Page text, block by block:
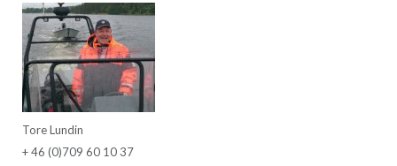
Tore Lundin
+ 46 (0)709 60 10 37